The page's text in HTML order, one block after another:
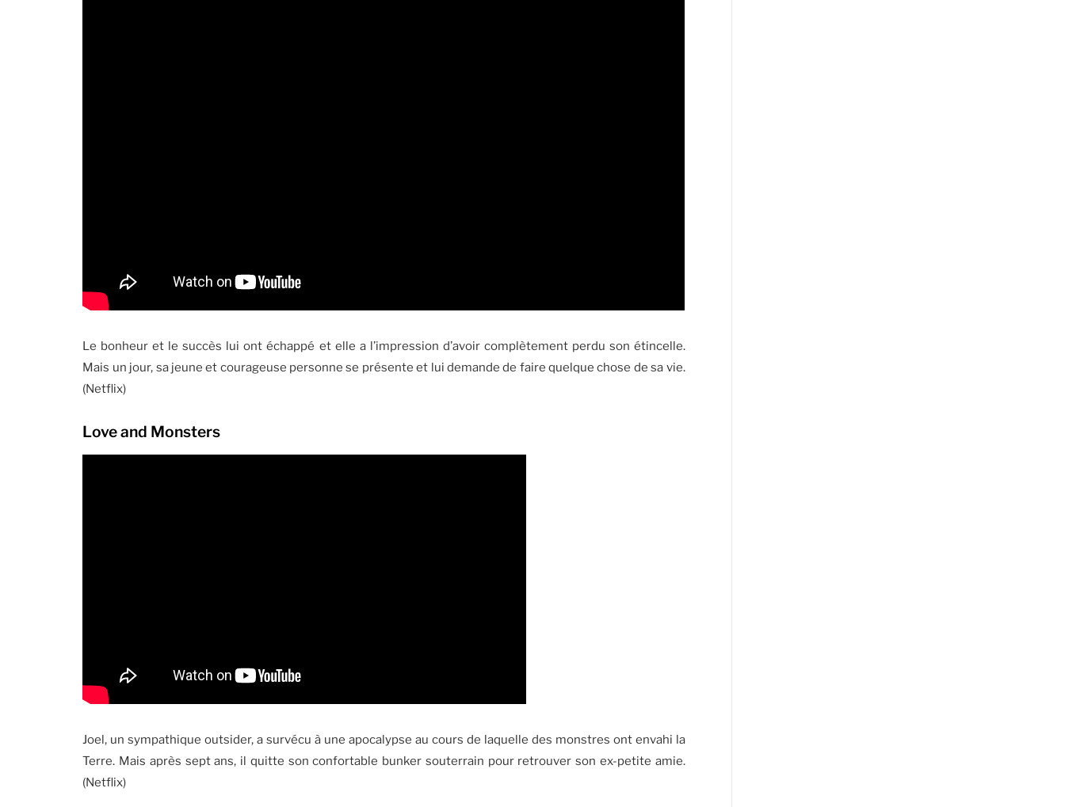
Le bonheur et le succès lui ont échappé et elle a l’impression d’avoir complètement perdu son étincelle.
Mais un jour, sa jeune et courageuse personne se présente et lui demande de faire quelque chose de sa vie.
(Netflix)
Love and Monsters
Joel, un sympathique outsider, a survécu à une apocalypse au cours de laquelle des monstres ont envahi la
Terre. Mais après sept ans, il quitte son confortable bunker souterrain pour retrouver son ex-petite amie.
(Netflix)